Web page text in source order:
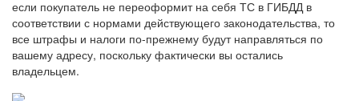
если покупатель не переоформит на себя ТС в ГИБДД в
соответствии с нормами действующего законодательства, то
все штрафы и налоги по-прежнему будут направляться по
вашему адресу, поскольку фактически вы остались
владельцем.